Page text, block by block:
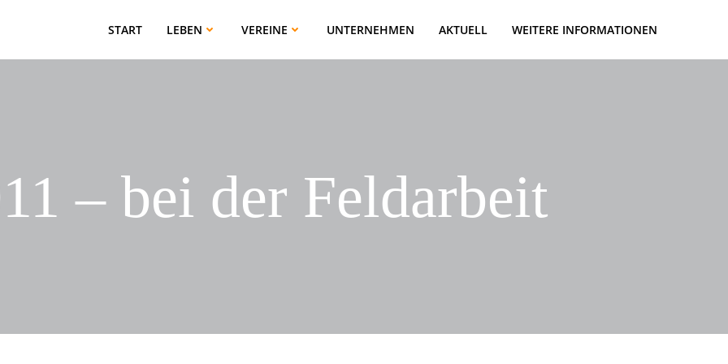
START LEBEN VEREINE UNTERNEHMEN AKTUELL WEITERE INFORMATIONEN
– bei der Feldarbeit